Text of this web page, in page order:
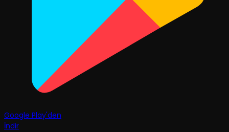
Google Play'den
İndir